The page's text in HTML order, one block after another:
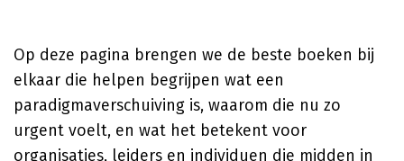
Op deze pagina brengen we de beste boeken bij
elkaar die helpen begrijpen wat een
paradigmaverschuiving is, waarom die nu zo
urgent voelt, en wat het betekent voor
organisaties, leiders en individuen die midden in